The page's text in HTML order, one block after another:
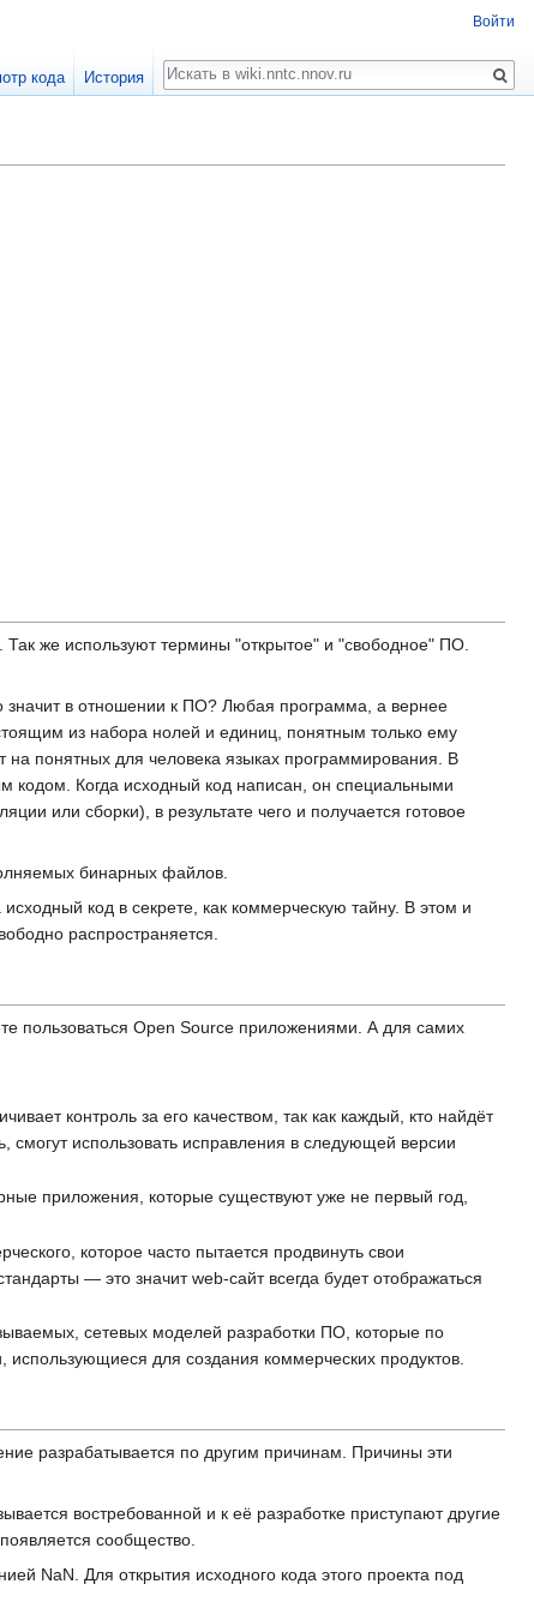
же используют термины "открытое" и "свободное" ПО.
значит в отношении к ПО? Любая программа, а вернее
из набора нолей и единиц, понятным только ему
понятных для человека языках программирования. В
Когда исходный код написан, он специальными
или сборки), в результате чего и получается готовое
бинарных файлов.
код в секрете, как коммерческую тайну. В этом и
распространяется.
пользоваться Open Source приложениями. А для самих
контроль за его качеством, так как каждый, кто найдёт
использовать исправления в следующей версии
приложения, которые существуют уже не первый год,
которое часто пытается продвинуть свои
— это значит web-сайт всегда будет отображаться
сетевых моделей разработки ПО, которые по
для создания коммерческих продуктов.
разрабатывается по другим причинам. Причины эти
востребованной и к её разработке приступают другие
сообщество.
NaN. Для открытия исходного кода этого проекта под
Войти
кода История
Поиск